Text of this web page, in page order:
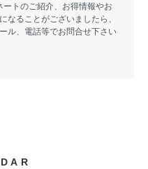
トのご紹介、お得情報やお
なることがございましたら、
ル、電話等でお問合せ下さい